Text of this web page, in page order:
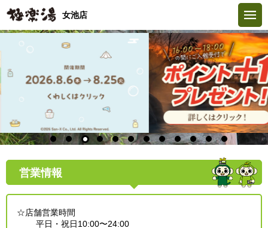
女池店
営業情報
☆店舗営業時間
平日・祝日10:00〜24:00